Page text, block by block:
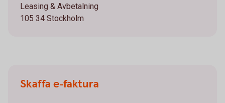
Leasing & Avbetalning
105 34 Stockholm
Skaffa e-faktura